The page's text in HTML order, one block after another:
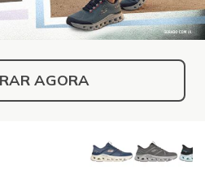
AGORA